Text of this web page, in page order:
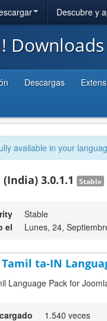
Descubre y
Downloads
Descargas
available in your
3.0.1.1 Stable
Stable
el
Lunes, 24,
Tamil ta-IN
Language Pack for
1.540 veces